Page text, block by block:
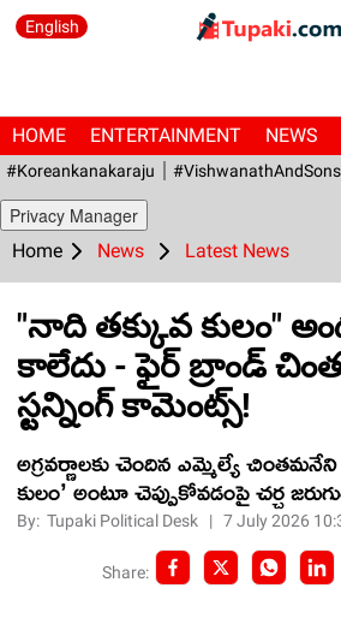
English
HOME ENTERTAINMENT NEWS
#Koreankanakaraju #VishwanathAndSons
Privacy Manager
Home News Latest News
"నాది తక్కువ కులం"
కాలేదు - ఫైర్ బ్రాండ్
స్టన్నింగ్ కామెంట్స్!
అగ్రవర్ణాలకు చెందిన ఎమ్మెల్యే
కులం’ అంటూ చెప్పుకోవడంపై చర్చ
By:Tupaki Political Desk |7 July 2026
Share: